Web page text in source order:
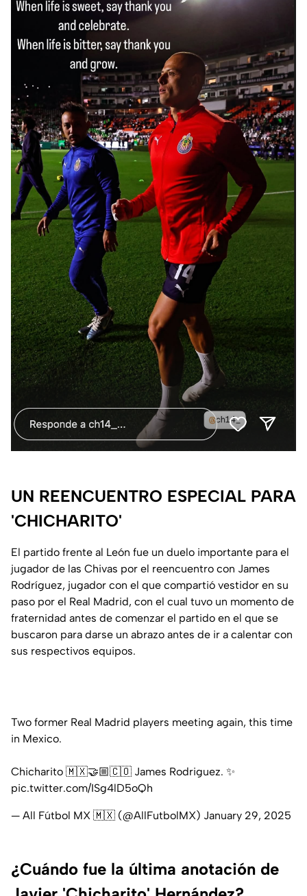
UN REENCUENTRO ESPECIAL PARA
'CHICHARITO'
El partido frente al León fue un duelo importante para el
jugador de las Chivas por el reencuentro con James
Rodríguez, jugador con el que compartió vestidor en su
paso por el Real Madrid, con el cual tuvo un momento de
fraternidad antes de comenzar el partido en el que se
buscaron para darse un abrazo antes de ir a calentar con
sus respectivos equipos.
Two former Real Madrid players meeting again, this time
in Mexico.
Chicharito 🇲🇽🤝🏼🇨🇴 James Rodriguez. ✨
pic.twitter.com/ISg4lD5oQh
— All Fútbol MX 🇲🇽 (@AllFutbolMX) January 29, 2025
¿Cuándo fue la última anotación de